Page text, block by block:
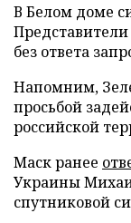
В Белом доме
без ответа
Напомним,
просьбой
российской
Маск ранее
Украины
спутниковой